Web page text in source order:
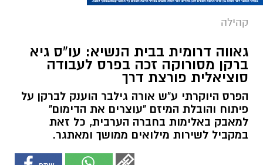
קהילה
גאווה דרומית בבית הנשיא: עו"ס גיא
ברקן מסורוקה זכה בפרס לעבודה
סוציאלית פורצת דרך
הפרס היוקרתי ע"ש אורה גילבר הוענק לברקן על
פיתוח והובלת המיזם "עוצרים את הדימום"
למאבק באלימות בחברה הערבית, כל זאת
במקביל לשירות מילואים ממושך ומאתגר.